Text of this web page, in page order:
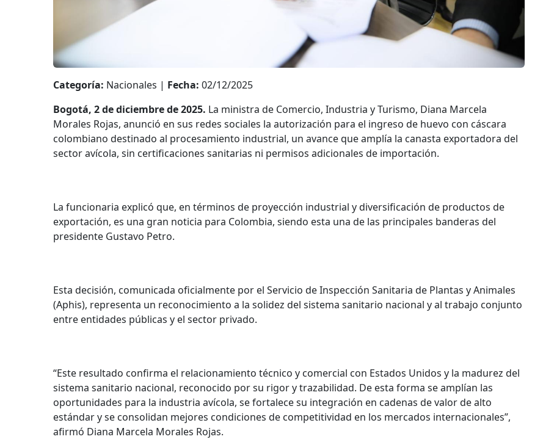
Categoría: Nacionales | Fecha: 02/12/2025
Bogotá, 2 de diciembre de 2025. La ministra de Comercio, Industria y Turismo, Diana Marcela
Morales Rojas, anunció en sus redes sociales la autorización para el ingreso de huevo con cáscara
colombiano destinado al procesamiento industrial, un avance que amplía la canasta exportadora del
sector avícola, sin certificaciones sanitarias ni permisos adicionales de importación.
La funcionaria explicó que, en términos de proyección industrial y diversificación de productos de
exportación, es una gran noticia para Colombia, siendo esta una de las principales banderas del
presidente Gustavo Petro.
Esta decisión, comunicada oficialmente por el Servicio de Inspección Sanitaria de Plantas y Animales
(Aphis), representa un reconocimiento a la solidez del sistema sanitario nacional y al trabajo conjunto
entre entidades públicas y el sector privado.
“Este resultado confirma el relacionamiento técnico y comercial con Estados Unidos y la madurez del
sistema sanitario nacional, reconocido por su rigor y trazabilidad. De esta forma se amplían las
oportunidades para la industria avícola, se fortalece su integración en cadenas de valor de alto
estándar y se consolidan mejores condiciones de competitividad en los mercados internacionales”,
afirmó Diana Marcela Morales Rojas.